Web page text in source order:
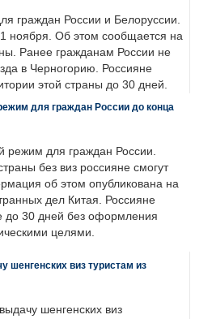
граждан России и Белоруссии.
1 ноября. Об этом сообщается на
Ранее гражданам России не
в Черногорию. Россияне
этой страны до 30 дней.
для граждан России до конца
режим для граждан России.
без виз россияне смогут
об этом опубликована на
дел Китая. Россияне
до 30 дней без оформления
целями.
шенгенских виз туристам из
шенгенских виз